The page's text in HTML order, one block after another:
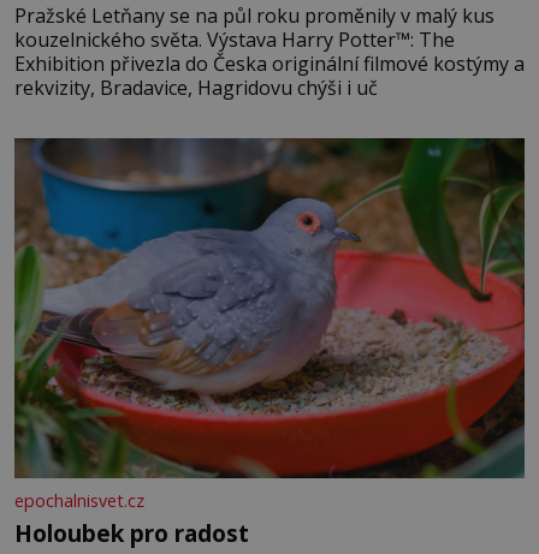
Pražské Letňany se na půl roku proměnily v malý kus
kouzelnického světa. Výstava Harry Potter™: The
Exhibition přivezla do Česka originální filmové kostýmy a
rekvizity, Bradavice, Hagridovu chýši i uč
epochalnisvet.cz
Holoubek pro radost